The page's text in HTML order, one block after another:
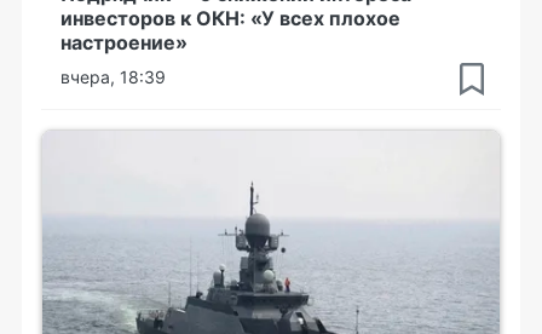
инвесторов к ОКН: «У всех плохое
настроение»
вчера, 18:39